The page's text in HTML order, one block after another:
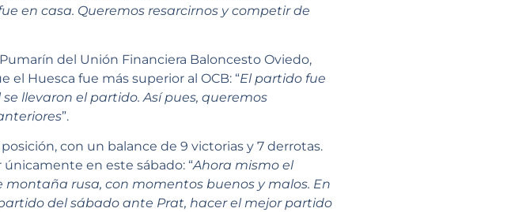
en casa. Queremos resarcirnos y competir de
del Unión Financiera Baloncesto Oviedo,
Huesca fue más superior al OCB: “El partido fue
llevaron el partido. Así pues, queremos
”.
con un balance de 9 victorias y 7 derrotas.
en este sábado: “Ahora mismo el
rusa, con momentos buenos y malos. En
del sábado ante Prat, hacer el mejor partido